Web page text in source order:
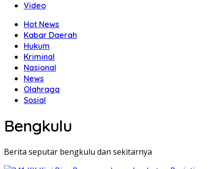
Video
Hot News
Kabar Daerah
Hukum
Kriminal
Nasional
News
Olahraga
Sosial
Bengkulu
Berita seputar bengkulu dan sekitarnya